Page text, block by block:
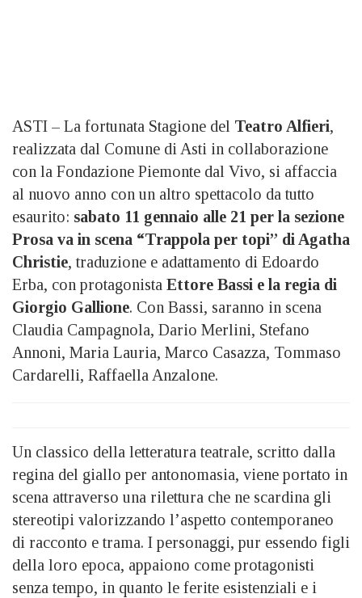
ASTI – La fortunata Stagione del Teatro Alfieri,
realizzata dal Comune di Asti in collaborazione
con la Fondazione Piemonte dal Vivo, si affaccia
al nuovo anno con un altro spettacolo da tutto
esaurito: sabato 11 gennaio alle 21 per la sezione
Prosa va in scena “Trappola per topi” di Agatha
Christie, traduzione e adattamento di Edoardo
Erba, con protagonista Ettore Bassi e la regia di
Giorgio Gallione. Con Bassi, saranno in scena
Claudia Campagnola, Dario Merlini, Stefano
Annoni, Maria Lauria, Marco Casazza, Tommaso
Cardarelli, Raffaella Anzalone.
Un classico della letteratura teatrale, scritto dalla
regina del giallo per antonomasia, viene portato in
scena attraverso una rilettura che ne scardina gli
stereotipi valorizzando l’aspetto contemporaneo
di racconto e trama. I personaggi, pur essendo figli
della loro epoca, appaiono come protagonisti
senza tempo, in quanto le ferite esistenziali e i